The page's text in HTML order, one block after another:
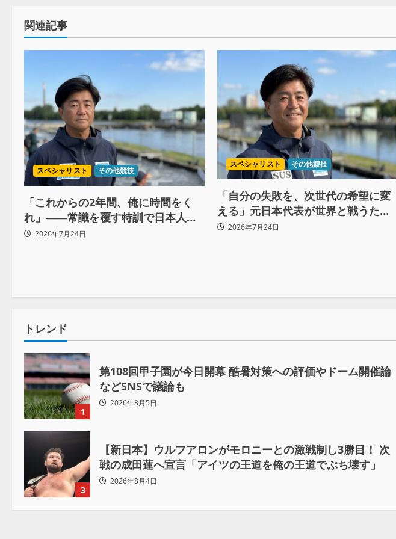
関連記事
スペシャリスト その他競技
「これからの2年間、俺に時間をく
れ」――常識を覆す特訓で日本人初
の快挙へ（後編）
2026年7月24日
スペシャリスト その他競技
「自分の失敗を、次世代の希望に変
える」元日本代表が世界と戦うため
に、自らの過去をすべて捨てた理由
2026年7月24日
トレンド
1
第108回甲子園が今日開幕 酷暑対策への評価やドーム開催論
などSNSで議論も
2026年8月5日
3
【新日本】ウルフアロンがモロニーとの激戦制し3勝目！ 次
戦の成田蓮へ宣言「アイツの王道を俺の王道でぶち壊す」
2026年8月4日